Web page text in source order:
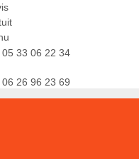
05 33 06 22 34
06 26 96 23 69